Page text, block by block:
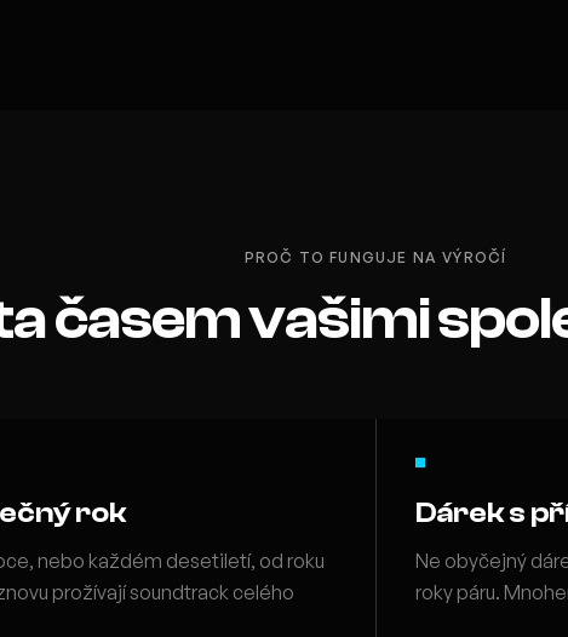
PROČ TO FUNGUJE NA VÝROČÍ
časem vašimi
rok
nebo každém desetiletí, od roku
prožívají soundtrack celého
Dárek s
Ne obyčejný
roky páru.